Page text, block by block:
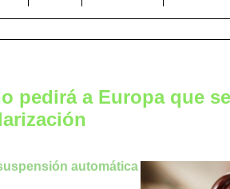
pedirá a Europa que
automática